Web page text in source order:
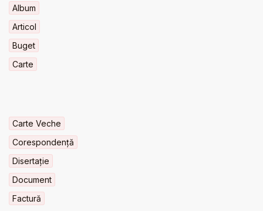
Album
Articol
Buget
Carte
Carte Veche
Corespondență
Disertație
Document
Factură